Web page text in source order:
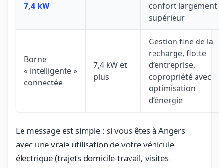
7,4 kW
confort largement
supérieur
Borne
« intelligente »
connectée
7,4 kW et
plus
Gestion fine de la
recharge, flotte
d’entreprise,
copropriété avec
optimisation
d’énergie
Le message est simple : si vous êtes à Angers
avec une vraie utilisation de votre véhicule
électrique (trajets domicile-travail, visites